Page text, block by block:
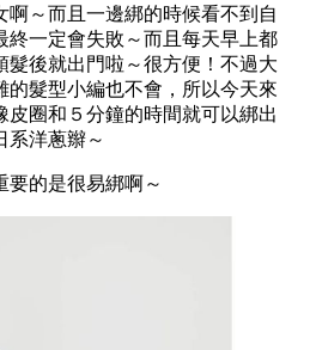
啊～而且一邊綁的時候看不到自
終一定會失敗～而且每天早上都
髮後就出門啦～很方便！不過大
的髮型小編也不會，所以今天來
皮圈和５分鐘的時間就可以綁出
系洋蔥辮～
要的是很易綁啊～